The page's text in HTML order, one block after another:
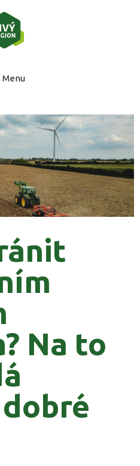
Menu
Na to